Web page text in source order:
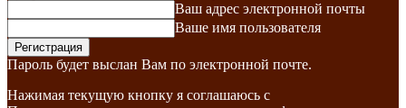
Ваш адрес электронной почты
Ваше имя пользователя
Пароль будет выслан Вам по электронной почте.
Нажимая текущую кнопку я соглашаюсь с